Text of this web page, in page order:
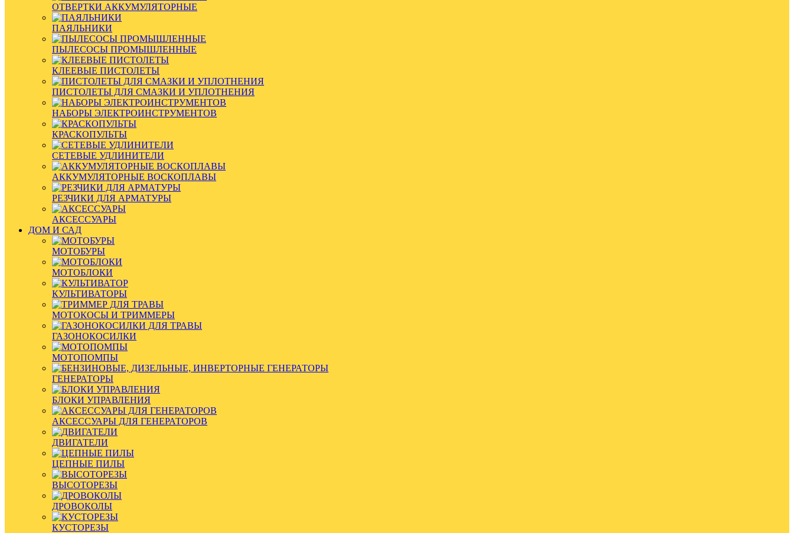
ОТВЕРТКИ АККУМУЛЯТОРНЫЕ
ПАЯЛЬНИКИ
ПЫЛЕСОСЫ ПРОМЫШЛЕННЫЕ
КЛЕЕВЫЕ ПИСТОЛЕТЫ
ПИСТОЛЕТЫ ДЛЯ СМАЗКИ И УПЛОТНЕНИЯ
НАБОРЫ ЭЛЕКТРОИНСТРУМЕНТОВ
КРАСКОПУЛЬТЫ
СЕТЕВЫЕ УДЛИНИТЕЛИ
АККУМУЛЯТОРНЫЕ ВОСКОПЛАВЫ
РЕЗЧИКИ ДЛЯ АРМАТУРЫ
АКСЕССУАРЫ
ДОМ И САД
МОТОБУРЫ
МОТОБЛОКИ
КУЛЬТИВАТОРЫ
МОТОКОСЫ И ТРИММЕРЫ
ГАЗОНОКОСИЛКИ
МОТОПОМПЫ
ГЕНЕРАТОРЫ
БЛОКИ УПРАВЛЕНИЯ
АКСЕССУАРЫ ДЛЯ ГЕНЕРАТОРОВ
ДВИГАТЕЛИ
ЦЕПНЫЕ ПИЛЫ
ВЫСОТОРЕЗЫ
ДРОВОКОЛЫ
КУСТОРЕЗЫ